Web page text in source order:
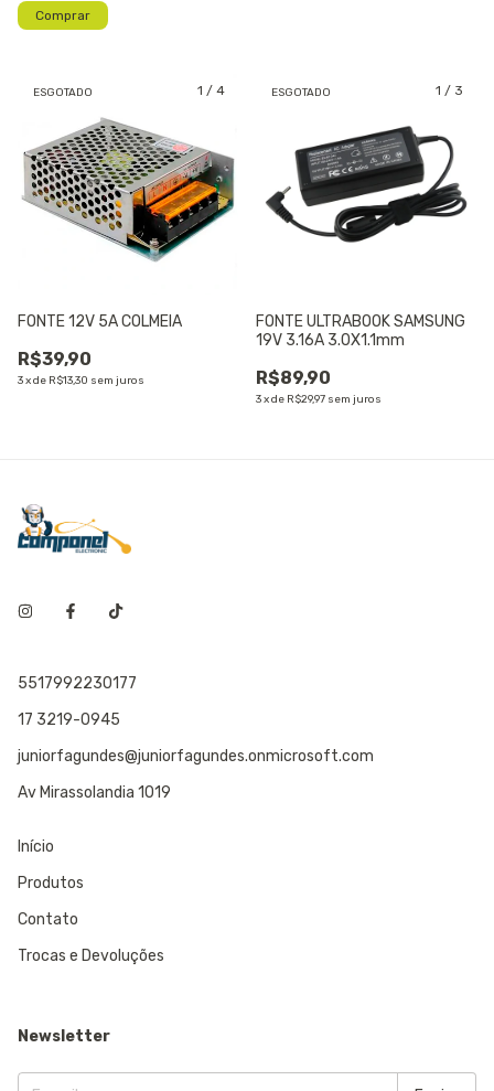
1 / 4
ESGOTADO
FONTE 12V 5A COLMEIA
R$39,90
3xde R$13,30 sem juros
1 / 3
ESGOTADO
FONTE ULTRABOOK SAMSUNG
19V 3.16A 3.0X1.1mm
R$89,90
3xde R$29,97 sem juros
5517992230177
17 3219-0945
juniorfagundes@juniorfagundes.onmicrosoft.com
Av Mirassolandia 1019
Início
Produtos
Contato
Trocas e Devoluções
Newsletter